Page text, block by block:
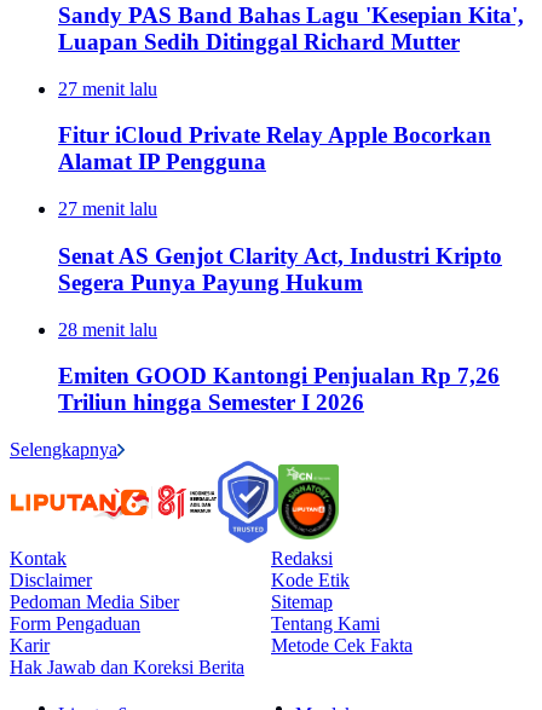
Sandy PAS Band Bahas Lagu 'Kesepian Kita',
Luapan Sedih Ditinggal Richard Mutter
27 menit lalu
Fitur iCloud Private Relay Apple Bocorkan
Alamat IP Pengguna
27 menit lalu
Senat AS Genjot Clarity Act, Industri Kripto
Segera Punya Payung Hukum
28 menit lalu
Emiten GOOD Kantongi Penjualan Rp 7,26
Triliun hingga Semester I 2026
Selengkapnya
Kontak
Redaksi
Disclaimer
Kode Etik
Pedoman Media Siber
Sitemap
Form Pengaduan
Tentang Kami
Karir
Metode Cek Fakta
Hak Jawab dan Koreksi Berita